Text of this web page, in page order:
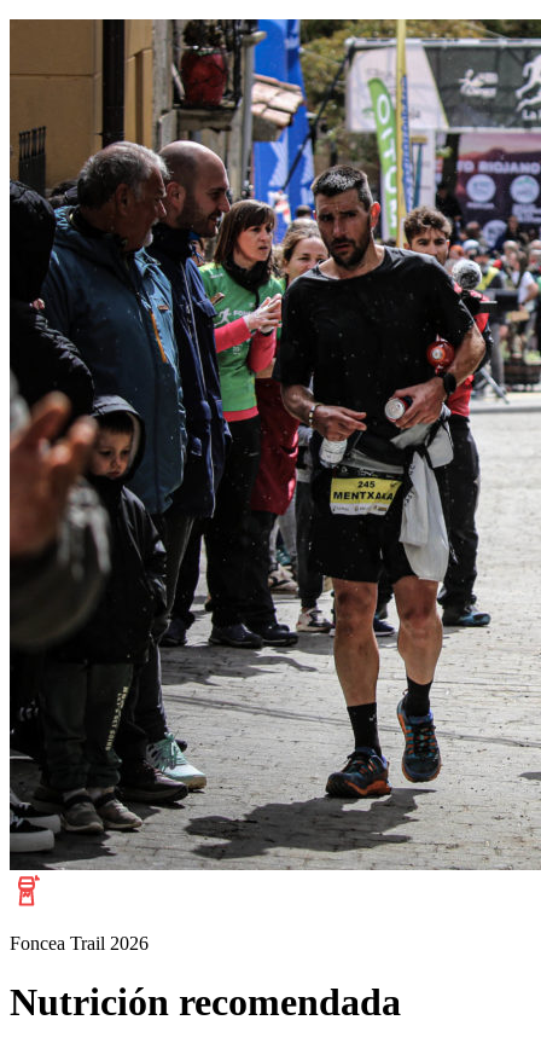
Foncea Trail 2026
Nutrición recomendada